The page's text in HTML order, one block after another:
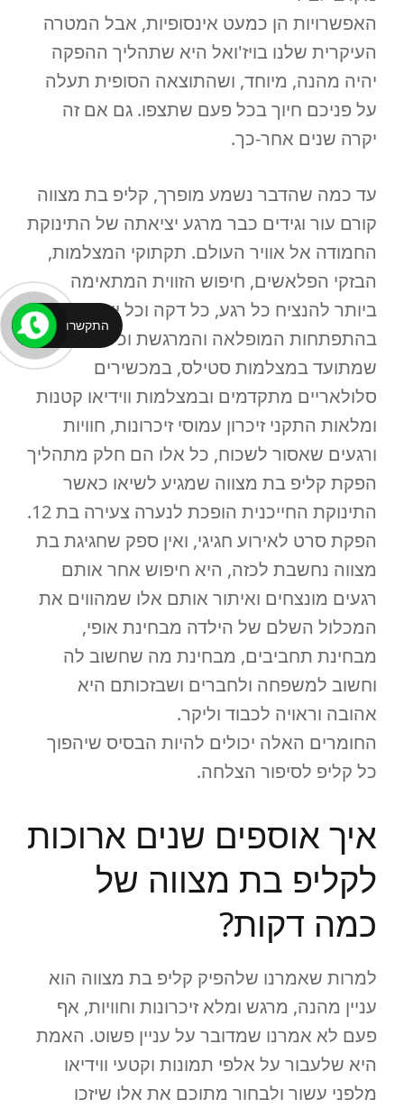
האפשרויות הן כמעט אינסופיות, אבל המטרה
העיקרית שלנו בויז'ואל היא שתהליך ההפקה
יהיה מהנה, מיוחד, ושהתוצאה הסופית תעלה
על פניכם חיוך בכל פעם שתצפו. גם אם זה
יקרה שנים אחר-כך.
עד כמה שהדבר נשמע מופרך, קליפ בת מצווה
קורם עור וגידים כבר מרגע יציאתה של התינוקת
החמודה אל אוויר העולם. תקתוקי המצלמות,
הבזקי הפלאשים, חיפוש הזווית המתאימה
ביותר להנציח כל רגע, כל דקה וכל יום
בהתפתחות המופלאה והמרגשת וכל מה
שמתועד במצלמות סטילס, במכשירים
סלולאריים מתקדמים ובמצלמות ווידיאו קטנות
ומלאות התקני זיכרון עמוסי זיכרונות, חוויות
ורגעים שאסור לשכוח, כל אלו הם חלק מתהליך
הפקת קליפ בת מצווה שמגיע לשיאו כאשר
התינוקת החייכנית הופכת לנערה צעירה בת 12.
הפקת סרט לאירוע חגיגי, ואין ספק שחגיגת בת
מצווה נחשבת לכזה, היא חיפוש אחר אותם
רגעים מונצחים ואיתור אותם אלו שמהווים את
המכלול השלם של הילדה מבחינת אופי,
מבחינת תחביבים, מבחינת מה שחשוב לה
וחשוב למשפחה ולחברים ושבזכותם היא
אהובה וראויה לכבוד וליקר.
החומרים האלה יכולים להיות הבסיס שיהפוך
כל קליפ לסיפור הצלחה.
איך אוספים שנים ארוכות
לקליפ בת מצווה של
כמה דקות?
למרות שאמרנו שלהפיק קליפ בת מצווה הוא
עניין מהנה, מרגש ומלא זיכרונות וחוויות, אף
פעם לא אמרנו שמדובר על עניין פשוט. האמת
היא שלעבור על אלפי תמונות וקטעי ווידיאו
מלפני עשור ולבחור מתוכם את אלו שיזכו
התקשרו